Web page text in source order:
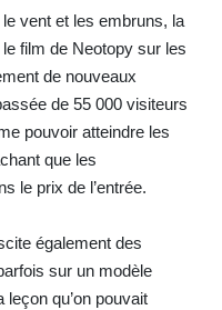
vent et les embruns, la
film de Neotopy sur les
de nouveaux
de 55 000 visiteurs
pouvoir atteindre les
que les
le prix de l’entrée.
également des
sur un modèle
leçon qu’on pouvait